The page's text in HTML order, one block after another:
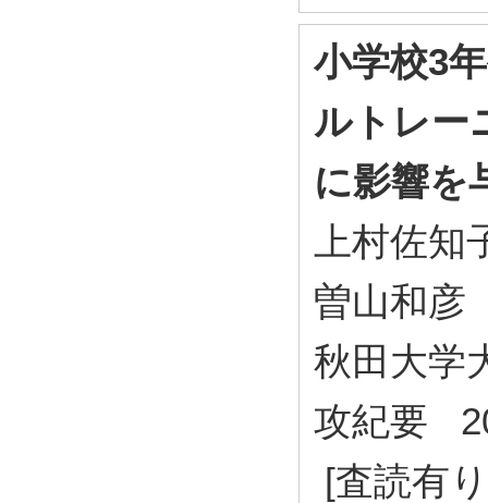
小学校3
ルトレー
に影響を
上村佐
曽山和
秋田大学
攻紀要
[査読有